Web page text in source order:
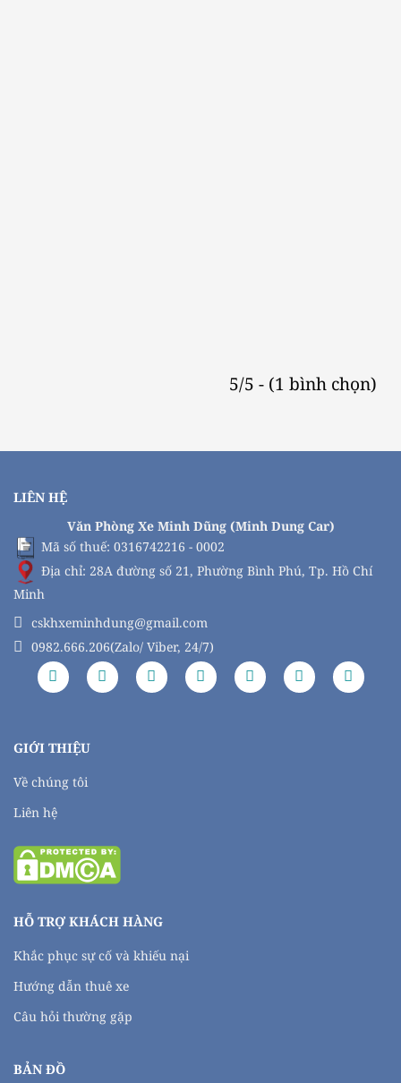
5/5 - (1 bình chọn)
LIÊN HỆ
Văn Phòng Xe Minh Dũng (Minh Dung Car)
Mã số thuế: 0316742216 - 0002
Địa chỉ: 28A đường số 21, Phường Bình Phú, Tp. Hồ Chí
Minh
cskhxeminhdung@gmail.com
0982.666.206(Zalo/ Viber, 24/7)
GIỚI THIỆU
Về chúng tôi
Liên hệ
HỖ TRỢ KHÁCH HÀNG
Khắc phục sự cố và khiếu nại
Hướng dẫn thuê xe
Câu hỏi thường gặp
BẢN ĐỒ